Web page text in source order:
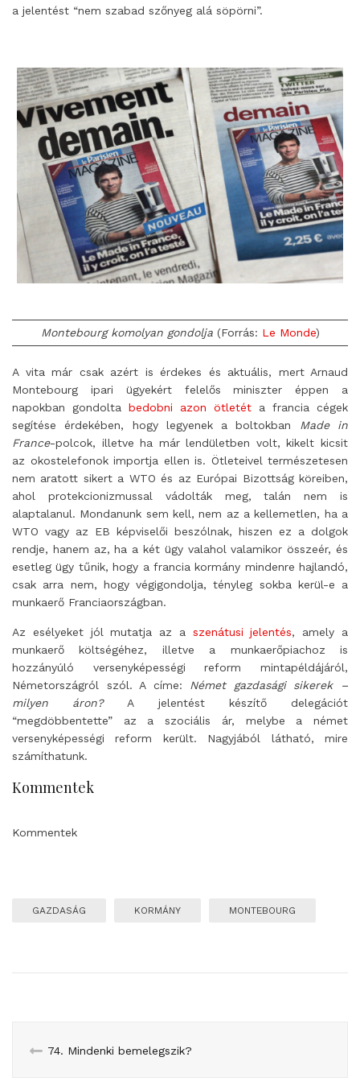
a jelentést “nem szabad szőnyeg alá söpörni”.
Montebourg komolyan gondolja(Forrás: Le Monde)
A vita már csak azért is érdekes és aktuális, mert Arnaud
Montebourg ipari ügyekért felelős miniszter éppen a
napokban gondolta bedobni azon ötletét a francia cégek
segítése érdekében, hogy legyenek a boltokban
Made in
France-polcok, illetve ha már lendületben volt, kikelt kicsit
az okostelefonok importja ellen is. Ötleteivel természetesen
nem aratott sikert a WTO és az Európai Bizottság köreiben,
ahol protekcionizmussal vádolták meg, talán nem is
alaptalanul. Mondanunk sem kell, nem az a kellemetlen, ha a
WTO vagy az EB képviselői beszólnak, hiszen ez a dolgok
rendje, hanem az, ha a két ügy valahol valamikor összeér, és
esetleg ügy tűnik, hogy a francia kormány mindenre hajlandó,
csak arra nem, hogy végigondolja, tényleg sokba kerül-e a
munkaerő Franciaországban.
Az esélyeket jól mutatja az a szenátusi jelentés, amely a
munkaerő költségéhez, illetve a munkaerőpiachoz is
hozzányúló versenyképességi reform mintapéldájáról,
Németországról szól. A címe:
Német gazdasági sikerek –
milyen áron?A jelentést készítő delegációt
“megdöbbentette” az a szociális ár, melybe a német
versenyképességi reform került. Nagyjából látható, mire
számíthatunk.
Kommentek
Kommentek
GAZDASÁG KORMÁNY MONTEBOURG
74. Mindenki bemelegszik?